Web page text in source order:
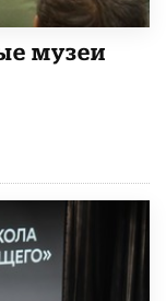
музеи